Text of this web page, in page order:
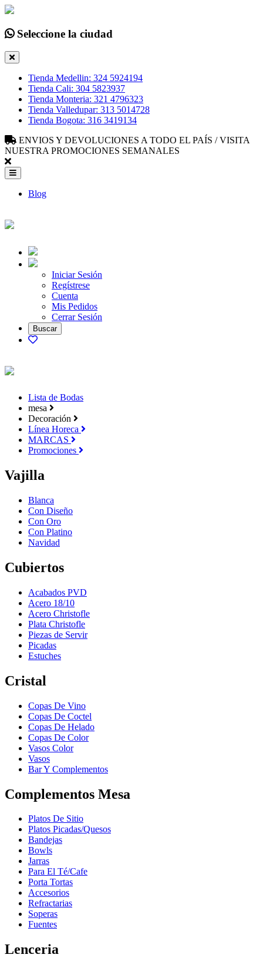
Seleccione la ciudad
Tienda Medellin: 324 5924194
Tienda Cali: 304 5823937
Tienda Monteria: 321 4796323
Tienda Valledupar: 313 5014728
Tienda Bogota: 316 3419134
ENVIOS Y DEVOLUCIONES A TODO EL PAÍS / VISITA
NUESTRA PROMOCIONES SEMANALES
Blog
Iniciar Sesión
Regístrese
Cuenta
Mis Pedidos
Cerrar Sesión
Lista de Bodas
mesa
Decoración
Línea Horeca
MARCAS
Promociones
Vajilla
Blanca
Con Diseño
Con Oro
Con Platino
Navidad
Cubiertos
Acabados PVD
Acero 18/10
Acero Christofle
Plata Christofle
Piezas de Servir
Picadas
Estuches
Cristal
Copas De Vino
Copas De Coctel
Copas De Helado
Copas De Color
Vasos Color
Vasos
Bar Y Complementos
Complementos Mesa
Platos De Sitio
Platos Picadas/Quesos
Bandejas
Bowls
Jarras
Para El Té/Cafe
Porta Tortas
Accesorios
Refractarias
Soperas
Fuentes
Lenceria